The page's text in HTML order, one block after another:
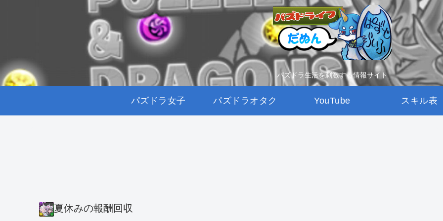
パズドラ生活を刺激する情報サイト
パズドラ女子 パズドラオタク YouTube スキル表
夏休みの報酬回収